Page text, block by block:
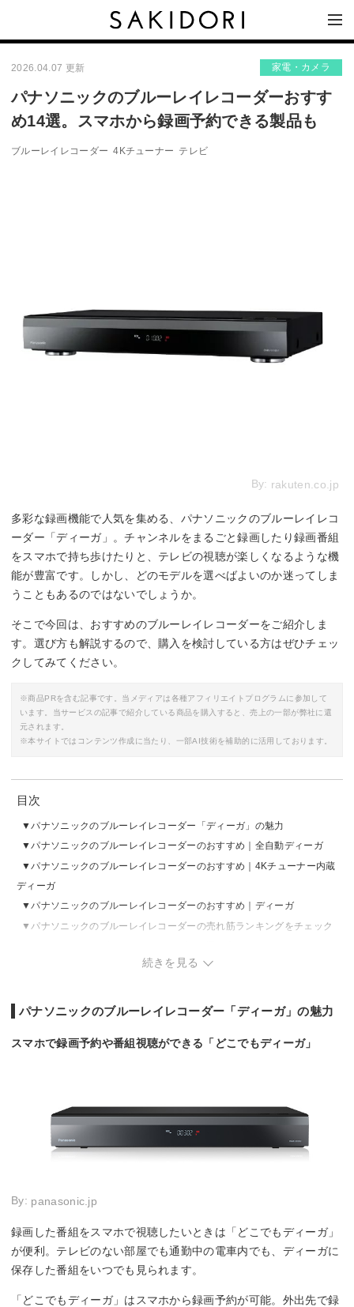
2026.04.07 更新 家電・カメラ
パナソニックのブルーレイレコーダーおすす
め14選。スマホから録画予約できる製品も
ブルーレイレコーダー 4Kチューナー テレビ
By: rakuten.co.jp
多彩な録画機能で人気を集める、パナソニックのブルーレイレコ
ーダー「ディーガ」。チャンネルをまるごと録画したり録画番組
をスマホで持ち歩けたりと、テレビの視聴が楽しくなるような機
能が豊富です。しかし、どのモデルを選べばよいのか迷ってしま
うこともあるのではないでしょうか。
そこで今回は、おすすめのブルーレイレコーダーをご紹介しま
す。選び方も解説するので、購入を検討している方はぜひチェッ
クしてみてください。
※商品PRを含む記事です。当メディアは各種アフィリエイトプログラムに参加して
います。当サービスの記事で紹介している商品を購入すると、売上の一部が弊社に還
元されます。
※本サイトではコンテンツ作成に当たり、一部AI技術を補助的に活用しております。
目次
パナソニックのブルーレイレコーダー「ディーガ」の魅力
パナソニックのブルーレイレコーダーのおすすめ｜全自動ディーガ
パナソニックのブルーレイレコーダーのおすすめ｜4Kチューナー内蔵
ディーガ
パナソニックのブルーレイレコーダーのおすすめ｜ディーガ
パナソニックのブルーレイレコーダーの売れ筋ランキングをチェック
続きを見る
パナソニックのブルーレイレコーダー「ディーガ」の魅力
スマホで録画予約や番組視聴ができる「どこでもディーガ」
By: panasonic.jp
録画した番組をスマホで視聴したいときは「どこでもディーガ」
が便利。テレビのない部屋でも通勤中の電車内でも、ディーガに
保存した番組をいつでも見られます。
「どこでもディーガ」はスマホから録画予約が可能。外出先で録